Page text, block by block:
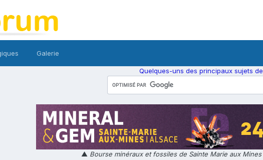
Galerie
Quelques-uns des principaux sujets
▲ Bourse minéraux et fossiles de Sainte Marie aux